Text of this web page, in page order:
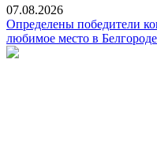
07.08.2026
Определены победители
любимое место в